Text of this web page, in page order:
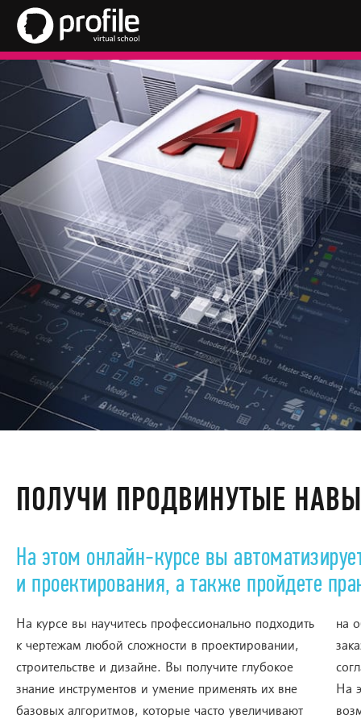
ПОЛУЧИ ПРОДВИНУТЫЕ
На этом онлайн-курсе вы
и проектирования, а также пройдете
На курсе вы научитесь профессионально подходить
к чертежам любой сложности в проектировании,
строительстве и дизайне. Вы получите глубокое
знание инструментов и умение применять их вне
базовых алгоритмов, которые часто увеличивают
на обычный чертеж — так зачем делать хуже для
заказчика? Если можно сразу получить
На